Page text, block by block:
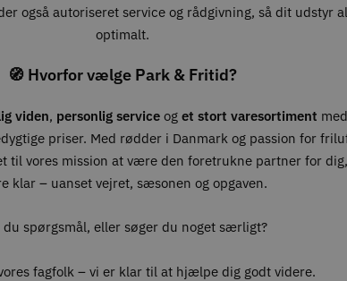
også autoriseret service og rådgivning, så dit udstyr
optimalt.
🧭 Hvorfor vælge Park & Fritid?
viden, personlig service og et stort varesortiment
priser. Med rødder i Danmark og passion for
til vores mission at være den foretrukne partner for
klar – uanset vejret, sæsonen og opgaven.
du spørgsmål, eller søger du noget særligt?
fagfolk – vi er klar til at hjælpe dig godt videre.